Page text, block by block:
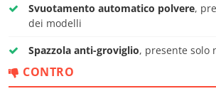
Svuotamento automatico polvere,
dei modelli
Spazzola anti-groviglio, presente solo
CONTRO